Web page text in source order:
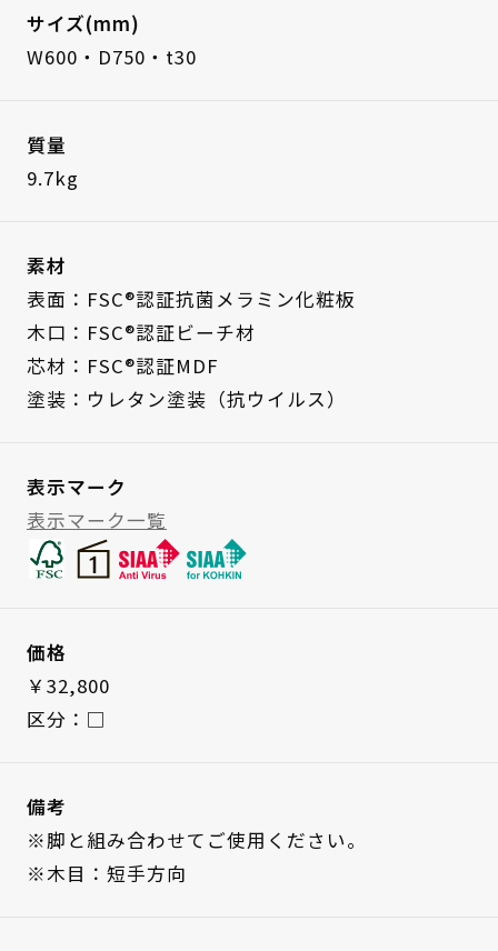
サイズ(mm)
W600・D750・t30
質量
9.7kg
素材
表面：FSC®認証抗菌メラミン化粧板
木口：FSC®認証ビーチ材
芯材：FSC®認証MDF
塗装：ウレタン塗装（抗ウイルス）
表示マーク
表示マーク一覧
価格
￥32,800
区分：□
備考
※脚と組み合わせてご使用ください。
※木目：短手方向